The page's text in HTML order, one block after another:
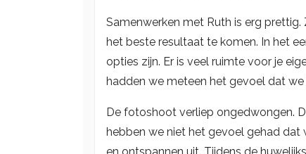
Samenwerken met Ruth is erg
het beste resultaat te komen. In het
opties zijn. Er is veel ruimte voor je
hadden we meteen het gevoel dat we
De fotoshoot verliep ongedwongen.
hebben we niet het gevoel gehad dat